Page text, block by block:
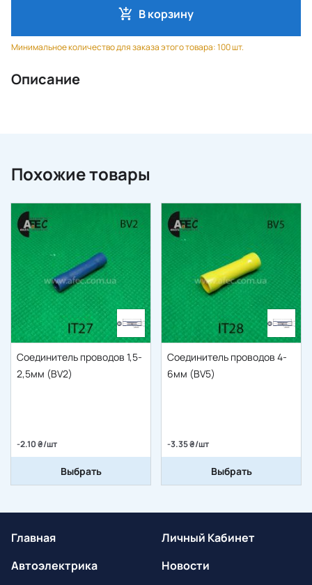
В корзину
Минимальное количество для заказа этого товара: 100 шт.
Описание
Похожие товары
Соединитель проводов 1,5-
2,5мм (BV2)
-2.10 ₴/шт
Выбрать
Соединитель проводов 4-
6мм (BV5)
-3.35 ₴/шт
Выбрать
Главная
Автоэлектрика
Личный Кабинет
Новости